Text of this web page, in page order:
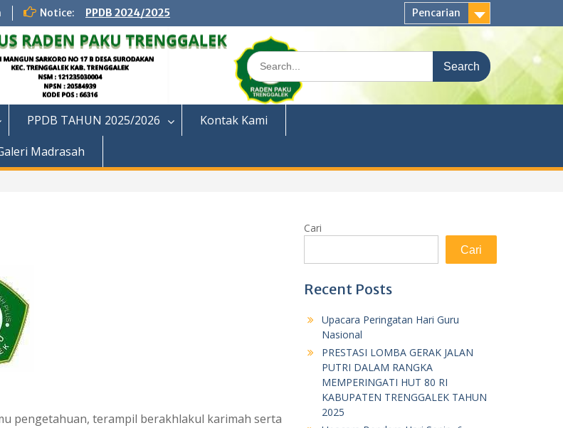
Notice: PPDB 2024/2025 Pencarian
Search
for:
PPDB TAHUN 2025/2026
Kontak Kami
Madrasah
pengetahuan, terampil berakhlakul karimah serta
Cari
Cari
Recent Posts
Upacara Peringatan Hari Guru
Nasional
PRESTASI LOMBA GERAK JALAN
PUTRI DALAM RANGKA
MEMPERINGATI HUT 80 RI
KABUPATEN TRENGGALEK TAHUN
2025